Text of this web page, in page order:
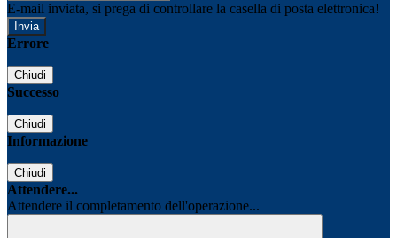
E-mail inviata, si prega di controllare la casella di posta elettronica!
Errore
Chiudi
Successo
Chiudi
Informazione
Chiudi
Attendere...
Attendere il completamento dell'operazione...